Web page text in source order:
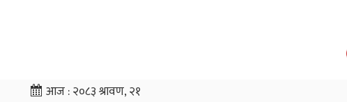
आज :२०८३ श्रावण, २१